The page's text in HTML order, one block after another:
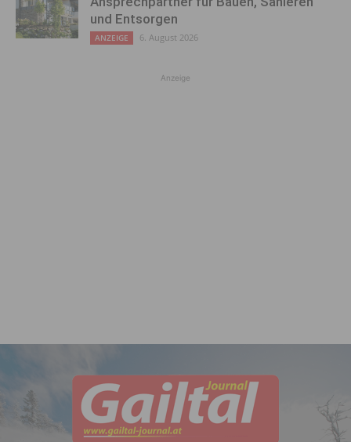
und Entsorgen
ANZEIGE 6. August 2026
Anzeige